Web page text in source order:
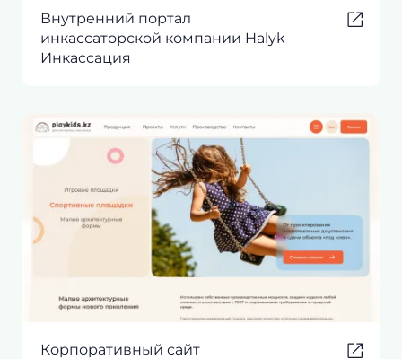
Внутренний портал
инкассаторской компании Halyk
Инкассация
Корпоративный сайт